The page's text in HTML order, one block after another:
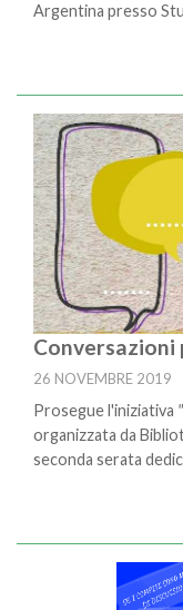
Argentina presso
26 NOVEMBRE 2019
Prosegue l'iniziativa
organizzata da
seconda serata